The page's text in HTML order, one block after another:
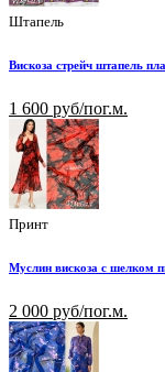
Штапель
Вискоза стрейч штапель
1 600 руб/пог.м.
Принт
Муслин вискоза с шелком
2 000 руб/пог.м.